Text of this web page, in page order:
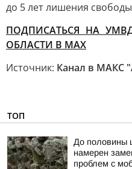
до 5 лет лишения
ПОДПИСАТЬСЯ НА
ОБЛАСТИ В МАХ
Источник: Канал в МАКС
ТОП
До половины
намерен
проблем с